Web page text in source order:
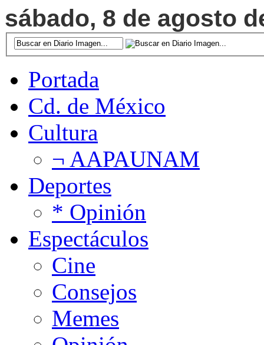
sábado, 8 de agosto
Portada
Cd. de México
Cultura
¬ AAPAUNAM
Deportes
* Opinión
Espectáculos
Cine
Consejos
Memes